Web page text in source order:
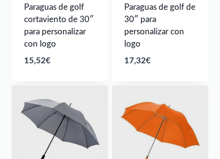
Paraguas de golf
cortaviento de 30″
para personalizar
con logo
15,52€
Paraguas de golf de
30″ para
personalizar con
logo
17,32€